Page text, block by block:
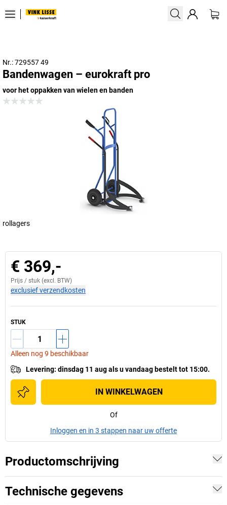
Nr.: 729557 49
Bandenwagen – eurokraft pro
voor het oppakken van wielen en banden
rollagers
€ 369,-
Prijs / stuk (excl. BTW)
exclusief verzendkosten
STUK
Alleen nog 9 beschikbaar
Levering: dinsdag 11 augals uvandaag bestelt tot 15:00.
IN WINKELWAGEN
Of
Inloggen en in 3 stappen naar uw offerte
Productomschrijving
Technische gegevens